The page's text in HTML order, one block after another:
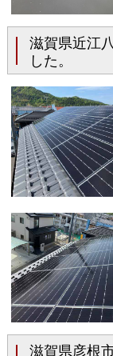
滋賀県近江
した。
滋賀県彦根